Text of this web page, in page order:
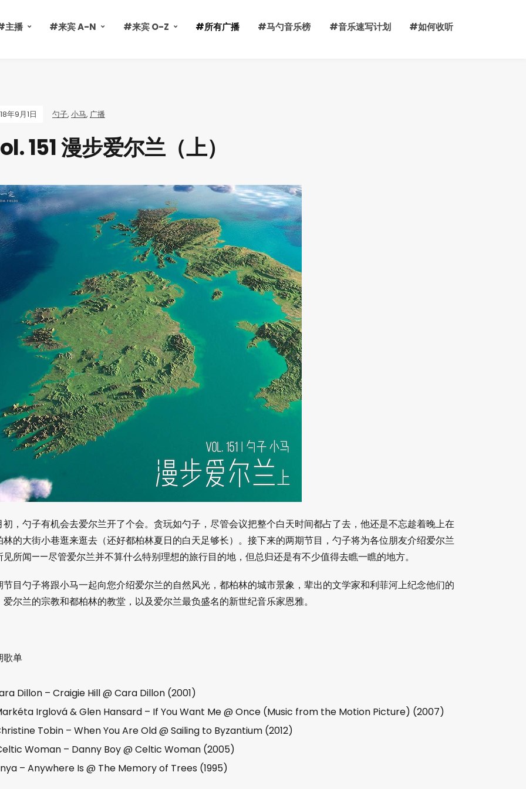
主播 #来宾 A-N #来宾 O-Z #所有广播 #马勺音乐榜 #音乐速写计划 #如何收听
年9月1日 勺子, 小马, 广播
151 漫步爱尔兰（上）
初，勺子有机会去爱尔兰开了个会。贪玩如勺子，尽管会议把整个白天时间都占了去，他还是不忘趁着晚上在
林的大街小巷逛来逛去（还好都柏林夏日的白天足够长）。接下来的两期节目，勺子将为各位朋友介绍爱尔兰
见所闻——尽管爱尔兰并不算什么特别理想的旅行目的地，但总归还是有不少值得去瞧一瞧的地方。
节目勺子将跟小马一起向您介绍爱尔兰的自然风光，都柏林的城市景象，辈出的文学家和利菲河上纪念他们的
爱尔兰的宗教和都柏林的教堂，以及爱尔兰最负盛名的新世纪音乐家恩雅。
歌单
Dillon – Craigie Hill @ Cara Dillon (2001)
Irglová & Glen Hansard – If You Want Me @ Once (Music from the Motion Picture) (2007)
Tobin – When You Are Old @ Sailing to Byzantium (2012)
Woman – Danny Boy @ Celtic Woman (2005)
– Anywhere Is @ The Memory of Trees (1995)